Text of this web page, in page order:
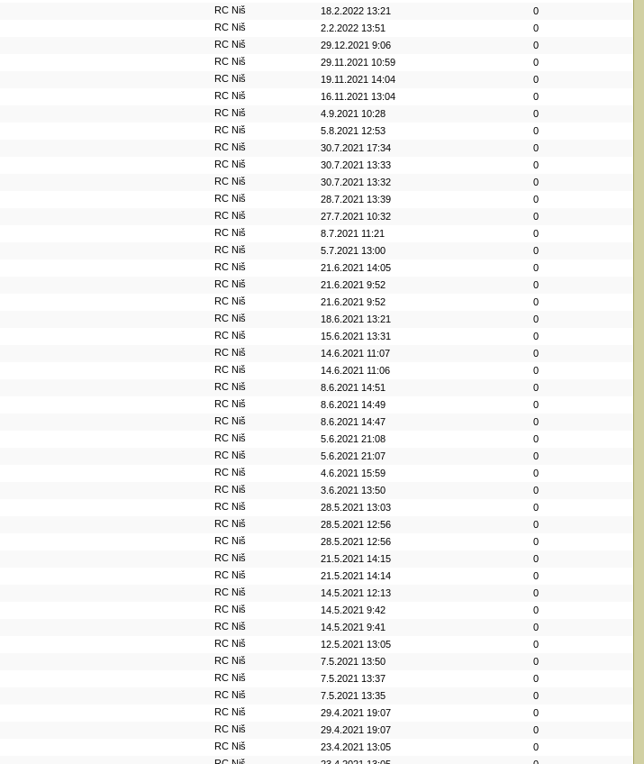
RC Niš 18.2.2022 13:21
0
RC Niš 2.2.2022 13:51
0
RC Niš 29.12.2021 9:06
0
RC Niš 29.11.2021 10:59
0
RC Niš 19.11.2021 14:04
0
RC Niš 16.11.2021 13:04
0
RC Niš 4.9.2021 10:28
0
RC Niš 5.8.2021 12:53
0
RC Niš 30.7.2021 17:34
0
RC Niš 30.7.2021 13:33
0
RC Niš 30.7.2021 13:32
0
RC Niš 28.7.2021 13:39
0
RC Niš 27.7.2021 10:32
0
RC Niš 8.7.2021 11:21
0
RC Niš 5.7.2021 13:00
0
RC Niš 21.6.2021 14:05
0
RC Niš 21.6.2021 9:52
0
RC Niš 21.6.2021 9:52
0
RC Niš 18.6.2021 13:21
0
RC Niš 15.6.2021 13:31
0
RC Niš 14.6.2021 11:07
0
RC Niš 14.6.2021 11:06
0
RC Niš 8.6.2021 14:51
0
RC Niš 8.6.2021 14:49
0
RC Niš 8.6.2021 14:47
0
RC Niš 5.6.2021 21:08
0
RC Niš 5.6.2021 21:07
0
RC Niš 4.6.2021 15:59
0
RC Niš 3.6.2021 13:50
0
RC Niš 28.5.2021 13:03
0
RC Niš 28.5.2021 12:56
0
RC Niš 28.5.2021 12:56
0
RC Niš 21.5.2021 14:15
0
RC Niš 21.5.2021 14:14
0
RC Niš 14.5.2021 12:13
0
RC Niš 14.5.2021 9:42
0
RC Niš 14.5.2021 9:41
0
RC Niš 12.5.2021 13:05
0
RC Niš 7.5.2021 13:50
0
RC Niš 7.5.2021 13:37
0
RC Niš 7.5.2021 13:35
0
RC Niš 29.4.2021 19:07
0
RC Niš 29.4.2021 19:07
0
RC Niš 23.4.2021 13:05
0